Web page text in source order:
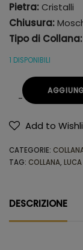
Pietra:Cristalli
Chiusura:
Tipo di Collana:
1 DISPONIBILI
Add to
CATEGORIE:
TAG: COLLANA,
DESCRIZIONE